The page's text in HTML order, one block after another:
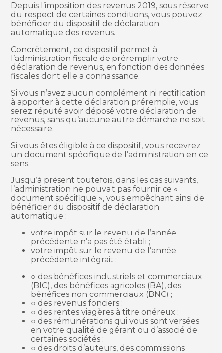
Depuis l’imposition des revenus 2019, sous réserve
du respect de certaines conditions, vous pouvez
bénéficier du dispositif de déclaration
automatique des revenus.
Concrètement, ce dispositif permet à
l’administration fiscale de préremplir votre
déclaration de revenus, en fonction des données
fiscales dont elle a connaissance.
Si vous n’avez aucun complément ni rectification
à apporter à cette déclaration préremplie, vous
serez réputé avoir déposé votre déclaration de
revenus, sans qu’aucune autre démarche ne soit
nécessaire.
Si vous êtes éligible à ce dispositif, vous recevrez
un document spécifique de l’administration en ce
sens.
Jusqu’à présent toutefois, dans les cas suivants,
l’administration ne pouvait pas fournir ce «
document spécifique », vous empêchant ainsi de
bénéficier du dispositif de déclaration
automatique :
votre impôt sur le revenu de l’année
précédente n’a pas été établi ;
votre impôt sur le revenu de l’année
précédente intégrait :
○ des bénéfices industriels et commerciaux
(BIC), des bénéfices agricoles (BA), des
bénéfices non commerciaux (BNC) ;
○ des revenus fonciers ;
○ des rentes viagères à titre onéreux ;
○ des rémunérations qui vous sont versées
en votre qualité de gérant ou d’associé de
certaines sociétés ;
○ des droits d’auteurs, des commissions